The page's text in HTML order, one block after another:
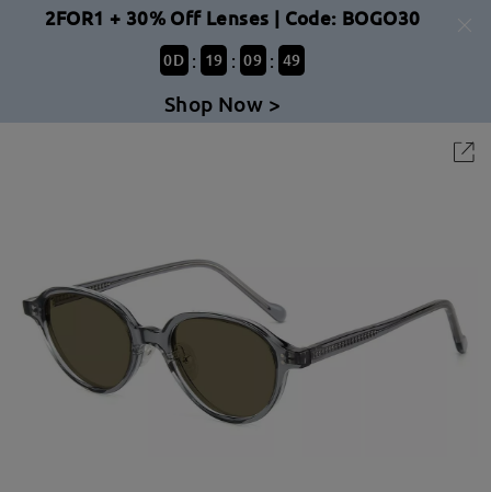
2FOR1 + 30% Off Lenses | Code: BOGO30
0D : 19 : 09 : 48
Shop Now >